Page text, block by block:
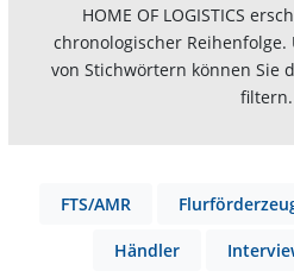
HOME OF LOGISTICS
chronologischer
von Stichwörtern können Sie
filtern.
FTS/AMR
Händler